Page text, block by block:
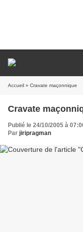
Accueil » Cravate maçonnique
Cravate
Publié le 24/10/2005 à
Par jiripragman